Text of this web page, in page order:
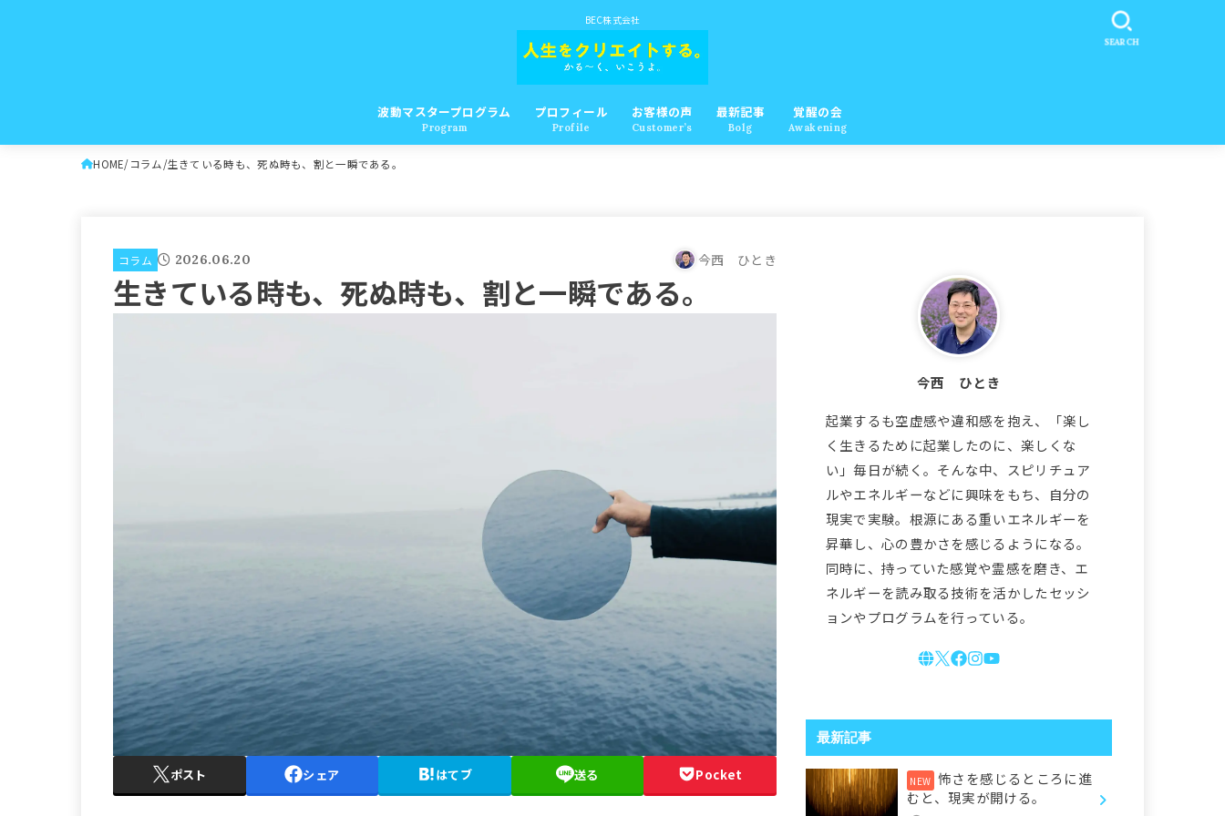
BEC株式会社
波動マスタープログラム
Program
プロフィール
Profile
お客様の声
Customer’s
最新記事
Bolg
覚醒の会
Awakening
SEARCH
HOME コラム 生きている時も、死ぬ時も、割と一瞬である。
コラム 2026.06.20 今西 ひとき
生きている時も、死ぬ時も、割と一瞬である。
ポスト シェア はてブ 送る Pocket
今西 ひとき
起業するも空虚感や違和感を抱え、「楽し
く生きるために起業したのに、楽しくな
い」毎日が続く。そんな中、スピリチュア
ルやエネルギーなどに興味をもち、自分の
現実で実験。根源にある重いエネルギーを
昇華し、心の豊かさを感じるようになる。
同時に、持っていた感覚や霊感を磨き、エ
ネルギーを読み取る技術を活かしたセッシ
ョンやプログラムを行っている。
最新記事
怖さを感じるところに進
むと、現実が開ける。